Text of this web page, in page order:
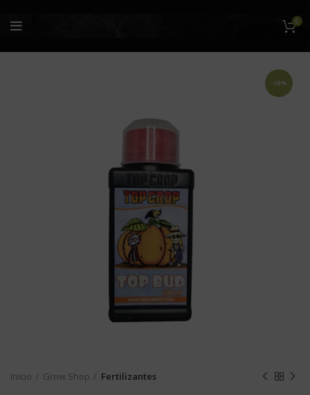
0
-10%
Inicio Grow Shop Fertilizantes